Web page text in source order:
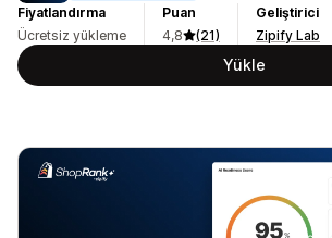
Fiyatlandırma
Ücretsiz yükleme
Puan
4,8
(21)
Geliştirici
Zipify Lab
Yükle